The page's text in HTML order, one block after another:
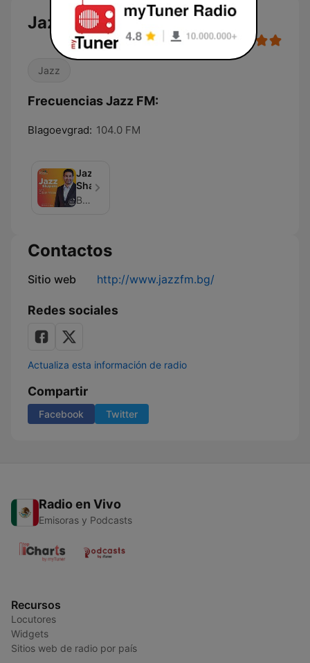
Jazz FM
Jazz
Frecuencias Jazz FM:
Blagoevgrad: 104.0 FM
Jazz
Shapers
Bauer Media
Contactos
Sitio web http://www.jazzfm.bg/
Redes sociales
Actualiza esta información de radio
Compartir
Facebook Twitter
Radio en Vivo
Emisoras y Podcasts
Recursos
Locutores
Widgets
Sitios web de radio por país